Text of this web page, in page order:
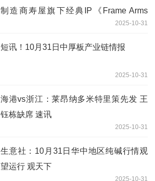
制造商寿屋旗下经典IP《Frame Arms
Girl》（机甲少女）以及知名模玩品牌
《大漫匠AniMester | 核金重构》系列展
2025-10-31
短讯！10月31日中厚板产业链情报
2025-10-31
海港vs浙江：莱昂纳多米特里策先发 王
钰栋缺席 速讯
2025-10-31
生意社：10月31日华中地区纯碱行情观
望运行 观天下
2025-10-31